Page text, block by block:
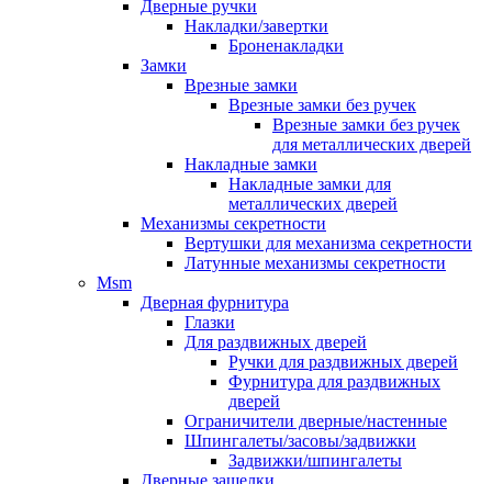
Дверные ручки
Накладки/завертки
Броненакладки
Замки
Врезные замки
Врезные замки без ручек
Врезные замки без ручек
для металлических дверей
Накладные замки
Накладные замки для
металлических дверей
Механизмы секретности
Вертушки для механизма секретности
Латунные механизмы секретности
Msm
Дверная фурнитура
Глазки
Для раздвижных дверей
Ручки для раздвижных дверей
Фурнитура для раздвижных
дверей
Ограничители дверные/настенные
Шпингалеты/засовы/задвижки
Задвижки/шпингалеты